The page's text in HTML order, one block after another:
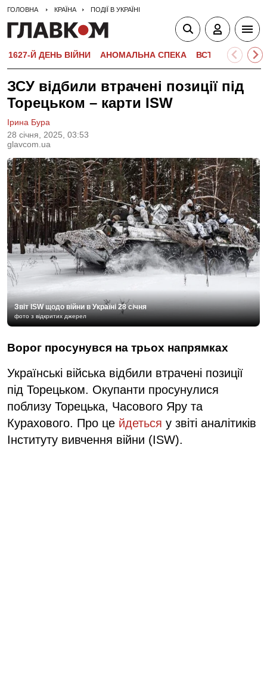
ГОЛОВНА КРАЇНА ПОДІЇ В УКРАЇНІ
1627-Й ДЕНЬ ВІЙНИ АНОМАЛЬНА СПЕКА ВСТУПНА
ЗСУ відбили втрачені позиції під
Торецьком – карти ISW
28 сiчня, 2025, 03:53
glavcom.ua
Ірина Бура
Звіт ISW щодо війни в Україні 28 січня
фото з відкритих джерел
Ворог просунувся на трьох напрямках
Українські війська відбили втрачені позиції
під Торецьком. Окупанти просунулися
поблизу Торецька, Часового Яру та
Курахового. Про це йдеться у звіті аналітиків
Інституту вивчення війни (ISW).